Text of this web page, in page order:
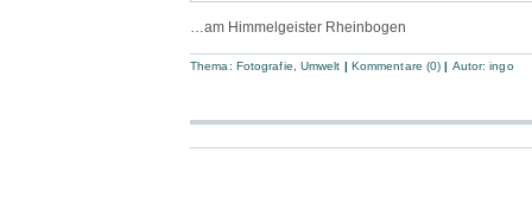
…am Himmelgeister Rheinbogen
Thema: Fotografie Umwelt | Kommentare (0) | Autor:ingo